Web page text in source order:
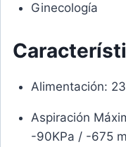
Ginecología
Alimentación:
Aspiración
-90KPa / -675